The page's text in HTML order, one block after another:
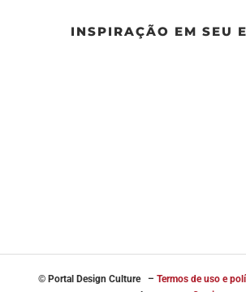
INSPIRAÇÃO EM SEU
© Portal Design Culture – Termos de uso e